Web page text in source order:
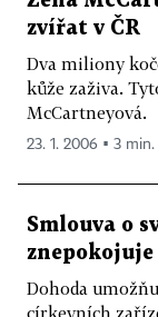
zvířat v ČR
Dva miliony
kůže zaživa.
McCartneyová.
23. 1. 2006 ▪ 3
Smlouva o
znepokojuje
Dohoda
církevních